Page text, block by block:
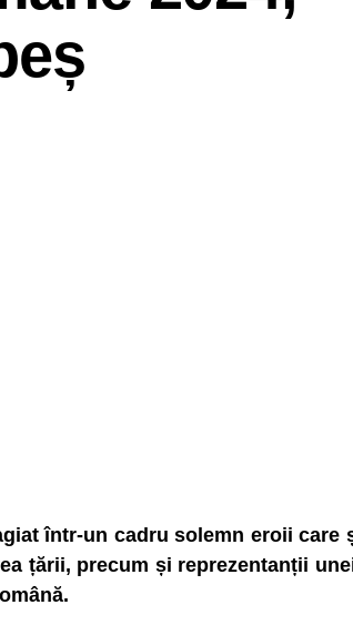
într-un cadru solemn eroii care
țării, precum și reprezentanții